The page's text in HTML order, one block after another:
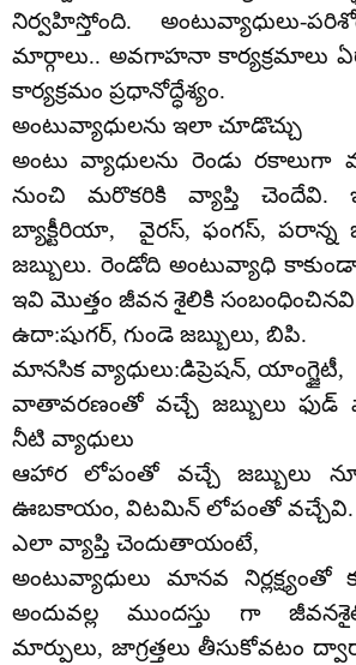
నిర్వహిస్తోంది. అంటువ్యాధులు-
మార్గాలు.. అవగాహనా కార్యక్రమాలు
కార్యక్రమం ప్రధానోద్ధేశ్యం.
అంటువ్యాధులను ఇలా చూడొచ్చు
అంటు వ్యాధులను రెండు రకాలుగా
నుంచి మరొకరికి వ్యాప్తి చెందేవి. ఇవి
బ్యాక్టీరియా, వైరస్‌, ఫంగస్‌, పరాన్న
జబ్బులు. రెండోది అంటువ్యాధి
ఇవి మొత్తం జీవన శైలికి
ఉదా:షుగర్‌, గుండె జబ్బులు, బిపి.
మానసిక వ్యాధులు:డిప్రెషన్‌, యాంగ్జైటీ,
వాతావరణంతో వచ్చే జబ్బులు
నీటి వ్యాధులు
ఆహార లోపంతో వచ్చే జబ్బులు
ఊబకాయం, విటమిన్‌ లోపంతో వచ్చేవి.
ఎలా వ్యాప్తి చెందుతాయంటే,
అంటువ్యాధులు మానవ
అందువల్ల ముందస్తు గా
మార్పులు, జాగ్రత్తలు తీసుకోవటం